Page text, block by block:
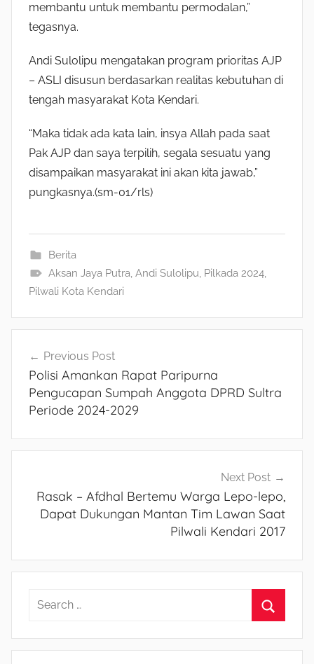
membantu untuk membantu permodalan,”
tegasnya.
Andi Sulolipu mengatakan program prioritas AJP
– ASLI disusun berdasarkan realitas kebutuhan di
tengah masyarakat Kota Kendari.
“Maka tidak ada kata lain, insya Allah pada saat
Pak AJP dan saya terpilih, segala sesuatu yang
disampaikan masyarakat ini akan kita jawab,”
pungkasnya.(sm-01/rls)
Berita
Aksan Jaya Putra, Andi Sulolipu, Pilkada 2024,
Pilwali Kota Kendari
Navigasi
pos
Previous Post
Polisi Amankan Rapat Paripurna
Pengucapan Sumpah Anggota DPRD Sultra
Periode 2024-2029
Next Post
Rasak – Afdhal Bertemu Warga Lepo-lepo,
Dapat Dukungan Mantan Tim Lawan Saat
Pilwali Kendari 2017
a
e